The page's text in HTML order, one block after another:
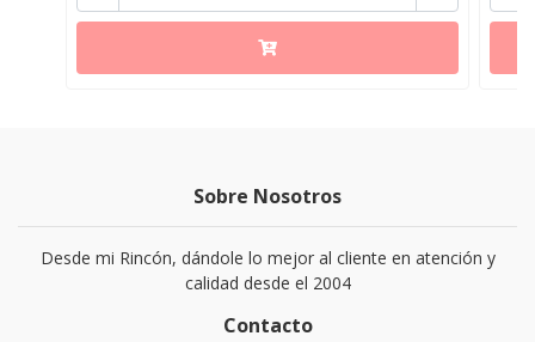
Sobre Nosotros
Desde mi Rincón, dándole lo mejor al cliente en atención y
calidad desde el 2004
Contacto